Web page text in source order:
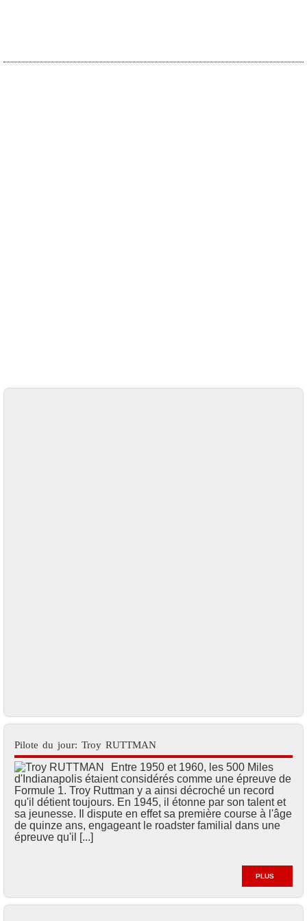
Pilote du jour: Troy RUTTMAN
Entre 1950 et 1960, les 500 Miles
d'Indianapolis étaient considérés comme une épreuve de
Formule 1. Troy Ruttman y a ainsi décroché un record
qu'il détient toujours. En 1945, il étonne par son talent et
sa jeunesse. Il dispute en effet sa première course à l'âge
de quinze ans, engageant le roadster familial dans une
épreuve qu'il [...]
PLUS